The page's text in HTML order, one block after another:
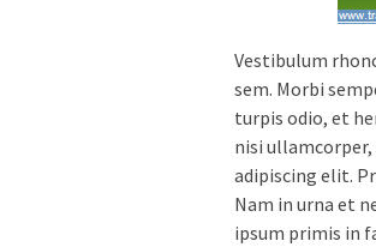
Vestibulum
sem. Morbi
turpis odio, et
nisi
adipiscing elit.
Nam in urna et
ipsum primis in